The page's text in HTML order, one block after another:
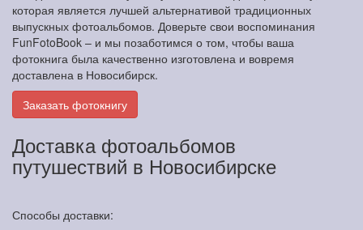
которая является лучшей альтернативой традиционных
выпускных фотоальбомов. Доверьте свои воспоминания
FunFotoBook – и мы позаботимся о том, чтобы ваша
фотокнига была качественно изготовлена и вовремя
доставлена в Новосибирск.
Заказать фотокнигу
Доставка фотоальбомов
путушествий в Новосибирске
Способы доставки: